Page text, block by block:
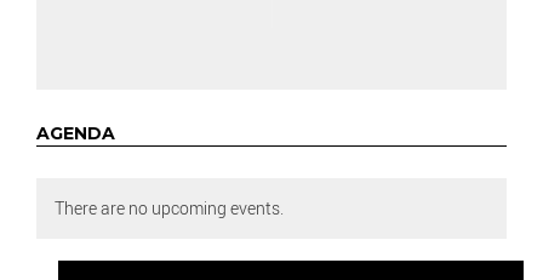
AGENDA
There are no upcoming events.